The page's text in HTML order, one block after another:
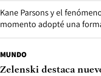
Kane Parsons y el
momento adopté una
MUNDO
Zelenski destaca